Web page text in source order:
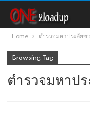
Home ตำรวจมหาประลัยข
Browsing Tag
ตำรวจมหาป